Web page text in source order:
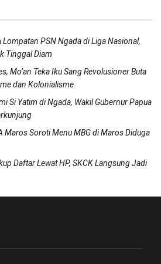
Lompatan PSN Ngada di Liga Nasional,
Tinggal Diam
Mo’an Teka Iku Sang Revolusioner Buta
dan Kolonialisme
Si Yatim di Ngada, Wakil Gubernur Papua
Maros Soroti Menu MBG di Maros Diduga
Daftar Lewat HP, SKCK Langsung Jadi